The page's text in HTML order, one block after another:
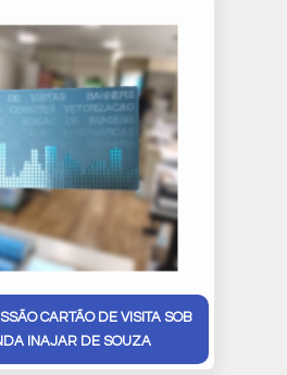
CARTÃO DE VISITA SOB
INAJAR DE SOUZA